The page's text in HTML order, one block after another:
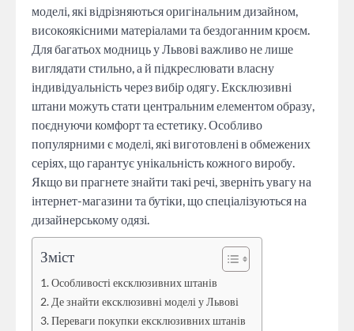
моделі, які відрізняються оригінальним дизайном,
високоякісними матеріалами та бездоганним кроєм.
Для багатьох модниць у Львові важливо не лише
виглядати стильно, а й підкреслювати власну
індивідуальність через вибір одягу. Ексклюзивні
штани можуть стати центральним елементом образу,
поєднуючи комфорт та естетику. Особливо
популярними є моделі, які виготовлені в обмежених
серіях, що гарантує унікальність кожного виробу.
Якщо ви прагнете знайти такі речі, зверніть увагу на
інтернет-магазини та бутіки, що спеціалізуються на
дизайнерському одязі.
Зміст
Особливості ексклюзивних штанів
Де знайти ексклюзивні моделі у Львові
Переваги покупки ексклюзивних штанів